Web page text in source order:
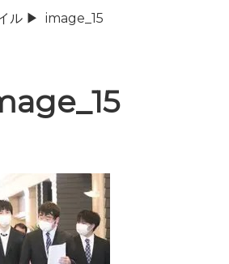
ル ▶ image_15